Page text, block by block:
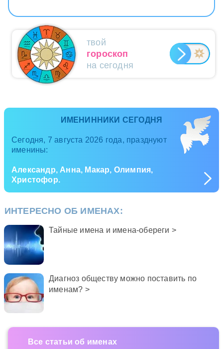
твой
гороскоп
на сегодня
ИМЕНИННИКИ СЕГОДНЯ
Сегодня, 7 августа 2026 года, празднуют
именины:
Александр, Анна, Макар, Олимпия,
Христофор.
ИНТЕРЕСНО ОБ ИМЕНАХ:
Тайные имена и имена-обереги >
Диагноз обществу можно поставить по
именам? >
Все статьи об именах